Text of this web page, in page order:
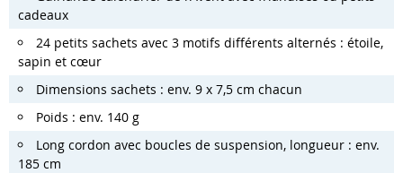
cadeaux
24 petits sachets avec 3 motifs différents alternés : étoile,
sapin et cœur
Dimensions sachets : env. 9 x 7,5 cm chacun
Poids : env. 140 g
Long cordon avec boucles de suspension, longueur : env.
185 cm